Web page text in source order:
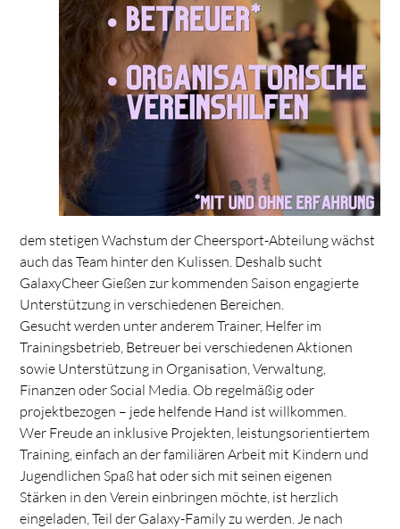
dem stetigen Wachstum der Cheersport-Abteilung wächst
auch das Team hinter den Kulissen. Deshalb sucht
GalaxyCheer Gießen zur kommenden Saison engagierte
Unterstützung in verschiedenen Bereichen.
Gesucht werden unter anderem Trainer, Helfer im
Trainingsbetrieb, Betreuer bei verschiedenen Aktionen
sowie Unterstützung in Organisation, Verwaltung,
Finanzen oder Social Media. Ob regelmäßig oder
projektbezogen – jede helfende Hand ist willkommen.
Wer Freude an inklusive Projekten, leistungsorientiertem
Training, einfach an der familiären Arbeit mit Kindern und
Jugendlichen Spaß hat oder sich mit seinen eigenen
Stärken in den Verein einbringen möchte, ist herzlich
eingeladen, Teil der Galaxy-Family zu werden. Je nach